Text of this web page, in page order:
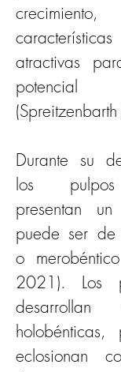
atractivas
Durante su
los pulpos
presentan
puede ser de
o
2021). Los
eclosionan